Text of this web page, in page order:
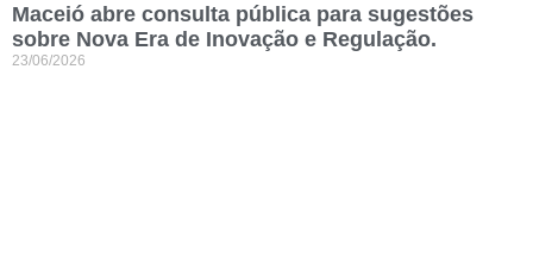
Maceió abre consulta pública para sugestões
sobre Nova Era de Inovação e Regulação.
23/06/2026